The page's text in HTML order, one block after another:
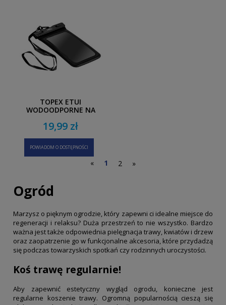
TOPEX ETUI
WODOODPORNE NA
19,99 zł
POWIADOM O DOSTĘPNOŚCI
« 1 2 »
Ogród
Marzysz o pięknym ogrodzie, który zapewni ci idealne miejsce do
regeneracji i relaksu? Duża przestrzeń to nie wszystko. Bardzo
ważna jest także odpowiednia pielęgnacja trawy, kwiatów i drzew
oraz zaopatrzenie go w funkcjonalne akcesoria, które przydadzą
się podczas towarzyskich spotkań czy rodzinnych uroczystości.
Koś trawę regularnie!
Aby zapewnić estetyczny wygląd ogrodu, konieczne jest
regularne koszenie trawy. Ogromną popularnością cieszą się